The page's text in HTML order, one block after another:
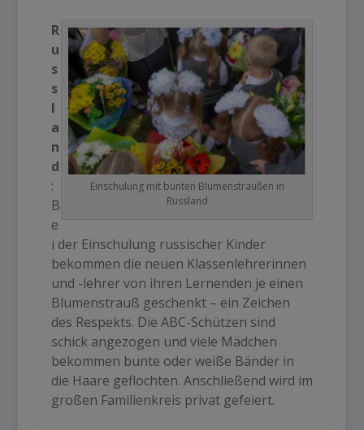
Einschulung mit bunten Blumensträußen in
Russland
R
u
s
s
l
a
n
d
:
B
e
i der Einschulung russischer Kinder
bekommen die neuen Klassenlehrerinnen
und -lehrer von ihren Lernenden je einen
Blumenstrauß geschenkt – ein Zeichen
des Respekts. Die ABC-Schützen sind
schick angezogen und viele Mädchen
bekommen bunte oder weiße Bänder in
die Haare geflochten. Anschließend wird im
großen Familienkreis privat gefeiert.